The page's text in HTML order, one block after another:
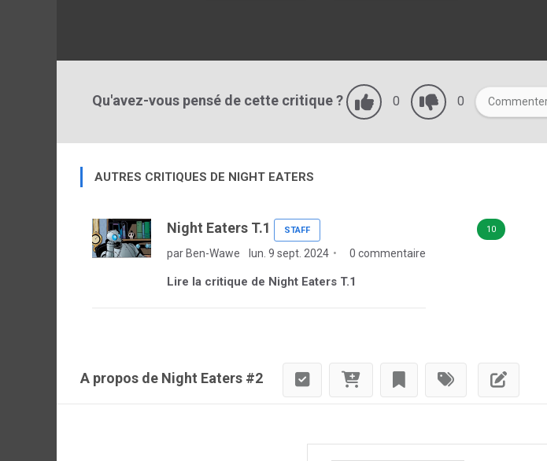
Qu'avez-vous pensé de cette critique ? 0 0
AUTRES CRITIQUES DE NIGHT EATERS
10
Night Eaters T.1 STAFF
par Ben-Wawe lun. 9 sept. 2024 0 commentaire
Lire la critique de Night Eaters T.1
A propos de Night Eaters #2